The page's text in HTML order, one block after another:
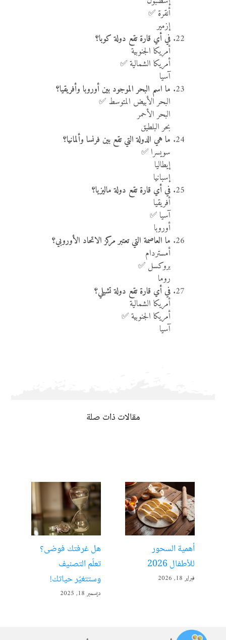
أنقرة ✅
إزمير
في أي قارة تقع دولة كوبا؟
أمريكا الجنوبية
أمريكا الشمالية ✅
آسيا
ما اسم البحر الموجود بين أوروبا وأفريقيا؟
البحر الأبيض المتوسط ✅
البحر الأحمر
بحر البلطيق
ما هي الدولة التي تقع بين فرنسا وألمانيا؟
سويسرا ✅
إيطاليا
إسبانيا
في أي قارة تقع دولة ماليزيا؟
أفريقيا
آسيا ✅
أوروبا
ما العاصمة التي تعتبر مركز الاتحاد الأوروبي؟
أمستردام
بروكسل ✅
روما
في أي قارة تقع دولة تشيلي؟
أمريكا الشمالية
أمريكا الجنوبية ✅
آسيا
مقالات ذات صلة
أهمية السحور
للأطفال 2026
فبراير 18, 2026
هل غرفتك فوضى؟
تعلّم التصنيف
وستتغيّر حياتك!
ديسمبر 18, 2025